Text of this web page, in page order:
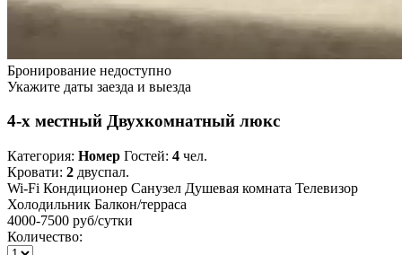
Бронирование недоступно
Укажите даты заезда и выезда
4-х местный Двухкомнатный люкс
Категория: Номер Гостей: 4 чел.
Кровати: 2 двуспал.
Wi-Fi Кондиционер Санузел Душевая комната Телевизор
Холодильник Балкон/терраса
4000-7500 руб/сутки
Количество: